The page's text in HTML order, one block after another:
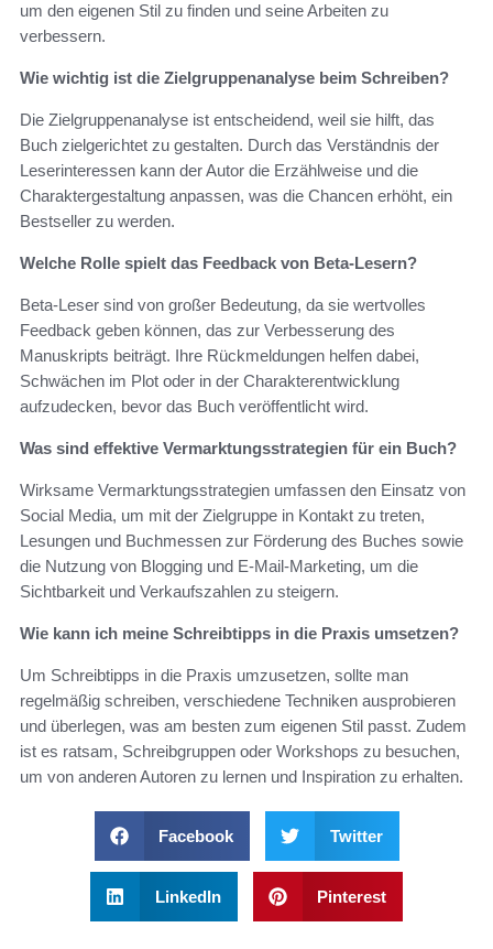
um den eigenen Stil zu finden und seine Arbeiten zu
verbessern.
Wie wichtig ist die Zielgruppenanalyse beim Schreiben?
Die Zielgruppenanalyse ist entscheidend, weil sie hilft, das
Buch zielgerichtet zu gestalten. Durch das Verständnis der
Leserinteressen kann der Autor die Erzählweise und die
Charaktergestaltung anpassen, was die Chancen erhöht, ein
Bestseller zu werden.
Welche Rolle spielt das Feedback von Beta-Lesern?
Beta-Leser sind von großer Bedeutung, da sie wertvolles
Feedback geben können, das zur Verbesserung des
Manuskripts beiträgt. Ihre Rückmeldungen helfen dabei,
Schwächen im Plot oder in der Charakterentwicklung
aufzudecken, bevor das Buch veröffentlicht wird.
Was sind effektive Vermarktungsstrategien für ein Buch?
Wirksame Vermarktungsstrategien umfassen den Einsatz von
Social Media, um mit der Zielgruppe in Kontakt zu treten,
Lesungen und Buchmessen zur Förderung des Buches sowie
die Nutzung von Blogging und E-Mail-Marketing, um die
Sichtbarkeit und Verkaufszahlen zu steigern.
Wie kann ich meine Schreibtipps in die Praxis umsetzen?
Um Schreibtipps in die Praxis umzusetzen, sollte man
regelmäßig schreiben, verschiedene Techniken ausprobieren
und überlegen, was am besten zum eigenen Stil passt. Zudem
ist es ratsam, Schreibgruppen oder Workshops zu besuchen,
um von anderen Autoren zu lernen und Inspiration zu erhalten.
Facebook Twitter
LinkedIn Pinterest